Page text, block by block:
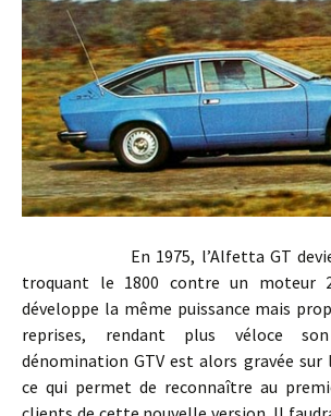
En 1975, l’Alfetta GT devient
troquant le 1800 contre un moteur
développe la même puissance mais
reprises, rendant plus véloce
dénomination GTV est alors gravée sur
ce qui permet de reconnaître au